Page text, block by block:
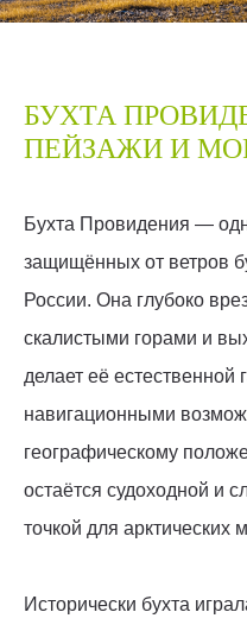
БУХТА
ПЕЙЗАЖИ И
Бухта Провидения —
защищённых от ветров
России. Она глубоко
скалистыми горами и
делает её
навигационными
географическому
остаётся судоходной и
точкой для арктических
Исторически бухта